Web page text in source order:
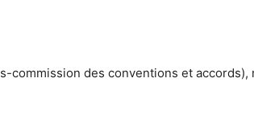
commission des conventions et